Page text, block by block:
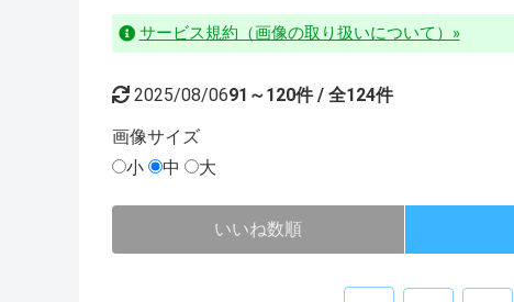
サービス規約（画像の取り扱いについて）»
2025/08/0691～120件 / 全124件
画像サイズ
小
中 大
いいね数順